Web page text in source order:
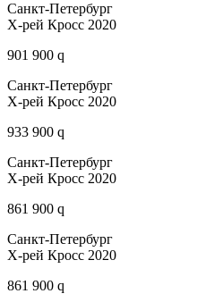
Санкт-Петербург
Х-рей Кросс 2020
901 900 q
Санкт-Петербург
Х-рей Кросс 2020
933 900 q
Санкт-Петербург
Х-рей Кросс 2020
861 900 q
Санкт-Петербург
Х-рей Кросс 2020
861 900 q